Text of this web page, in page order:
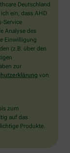
Deutschland
ein, dass AHD
Service
Analyse des
Einwilligung
(z.B. über den
zur
von
zum
auf das
Produkte.